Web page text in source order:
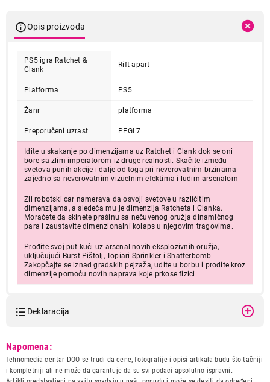
Opis proizvoda
PS5 igra Ratchet &
Clank
Rift apart
Platforma PS5
Žanr platforma
Preporučeni uzrast PEGI 7
Idite u skakanje po dimenzijama uz Ratchet i Clank dok se oni
bore sa zlim imperatorom iz druge realnosti. Skačite između
svetova punih akcije i dalje od toga pri neverovatnim brzinama -
zajedno sa neverovatnim vizuelnim efektima i ludim arsenalom
Zli robotski car namerava da osvoji svetove u različitim
dimenzijama, a sledeća mu je dimenzija Ratcheta i Clanka.
Moraćete da skinete prašinu sa nečuvenog oružja dinamičnog
para i zaustavite dimenzionalni kolaps u njegovim tragovima.
Prođite svoj put kući uz arsenal novih eksplozivnih oružja,
uključujući Burst Pištolj, Topiari Sprinkler i Shatterbomb.
Zakopčajte se iznad gradskih pejzaža, uđite u borbu i prođite kroz
dimenzije pomoću novih naprava koje prkose fizici.
Deklaracija
Naziv i vrsta robe:
VIDEO IGRA
Napomena:
Tehnomedia centar DOO se trudi da cene, fotografije i opisi artikala budu što tačniji
i kompletniji ali ne može da garantuje da su svi podaci apsolutno ispravni.